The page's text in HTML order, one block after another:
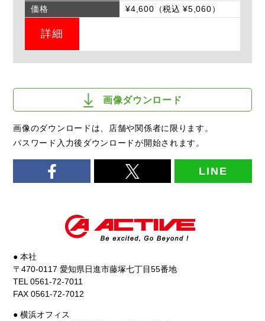
価格
¥4,600（税込 ¥5,060）
詳細
画像ダウンロード
画像のダウンロードは、店舗や関係者に限ります。
パスワード入力後ダウンロードが開始されます。
LINE
● 本社
〒470-0117 愛知県日進市藤塚七丁目55番地
TEL 0561-72-7011
FAX 0561-72-7012
● 横浜オフィス